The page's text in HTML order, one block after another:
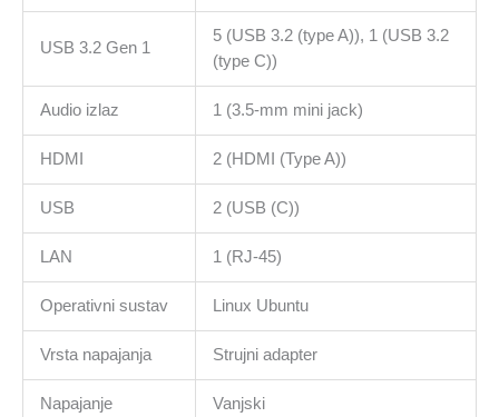
USB 3.2 Gen 1
5 (USB 3.2 (type A)), 1 (USB 3.2
(type C))
Audio izlaz 1 (3.5-mm mini jack)
HDMI 2 (HDMI (Type A))
USB 2 (USB (C))
LAN 1 (RJ-45)
Operativni sustav Linux Ubuntu
Vrsta napajanja Strujni adapter
Napajanje Vanjski